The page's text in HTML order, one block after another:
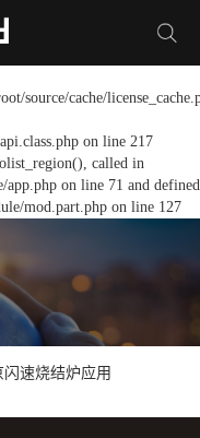
source/cache/
on line 217
called in
on line 71 and defined
mod.part.php on line 127
闪速烧结炉应用